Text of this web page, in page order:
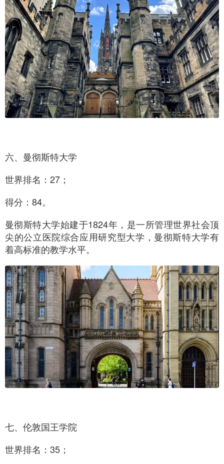
六、曼彻斯特大学
世界排名：27；
得分：84。
曼彻斯特大学始建于1824年，是一所管理世界社会顶
尖的公立医院综合应用研究型大学，曼彻斯特大学有
着高标准的教学水平。
七、伦敦国王学院
世界排名：35；